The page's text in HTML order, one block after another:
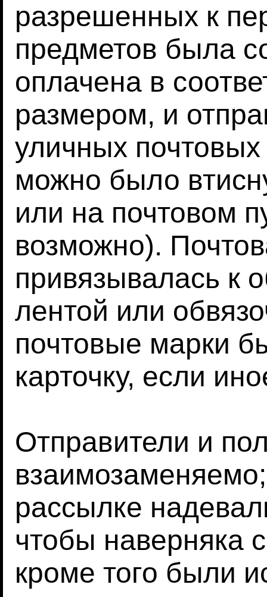
разрешенных к
предметов была
оплачена в
размером, и
уличных
можно было
или на почтовом
возможно).
привязывалась к
лентой или
почтовые марки
карточку, если
Отправители и
рассылке
чтобы наверняка
кроме того были